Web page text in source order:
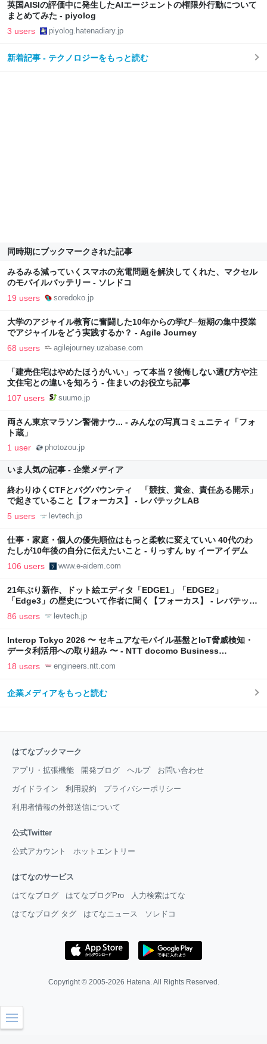
英国AISIの評価中に発生したAIエージェントの権限外行動について
まとめてみた - piyolog
3 users piyolog.hatenadiary.jp
新着記事 - テクノロジーをもっと読む
同時期にブックマークされた記事
みるみる減っていくスマホの充電問題を解決してくれた、マクセル
のモバイルバッテリー - ソレドコ
19 users soredoko.jp
大学のアジャイル教育に奮闘した10年からの学び─短期の集中授業
でアジャイルをどう実践するか？ - Agile Journey
68 users agilejourney.uzabase.com
「建売住宅はやめたほうがいい」って本当？後悔しない選び方や注
文住宅との違いを知ろう - 住まいのお役立ち記事
107 users suumo.jp
両さん東京マラソン警備ナウ... - みんなの写真コミュニティ「フォ
ト蔵」
1 user photozou.jp
いま人気の記事 - 企業メディア
終わりゆくCTFとバグバウンティ 「競技、賞金、責任ある開示」
で起きていること【フォーカス】 - レバテックLAB
5 users levtech.jp
仕事・家庭・個人の優先順位はもっと柔軟に変えていい 40代のわ
たしが10年後の自分に伝えたいこと - りっすん by イーアイデム
106 users www.e-aidem.com
21年ぶり新作、ドット絵エディタ「EDGE1」「EDGE2」
「Edge3」の歴史について作者に聞く【フォーカス】 - レバテック
LAB
86 users levtech.jp
Interop Tokyo 2026 〜 セキュアなモバイル基盤とIoT脅威検知・
データ利活用への取り組み 〜 - NTT docomo Business
Engineers' Blog
18 users engineers.ntt.com
企業メディアをもっと読む
はてなブックマーク
アプリ・拡張機能 開発ブログ ヘルプ お問い合わせ
ガイドライン 利用規約 プライバシーポリシー
利用者情報の外部送信について
公式Twitter
公式アカウント ホットエントリー
はてなのサービス
はてなブログ はてなブログPro 人力検索はてな
はてなブログ タグ はてなニュース ソレドコ
Copyright © 2005-2026 Hatena . All Rights Reserved.